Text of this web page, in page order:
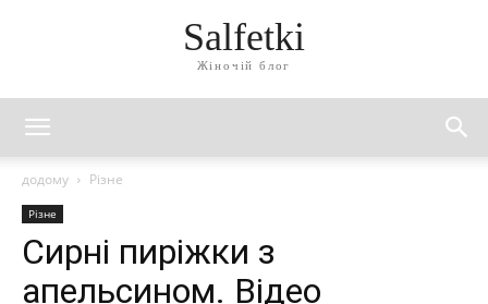
Salfetki
Жіночій блог
додому Різне
Різне
Сирні пиріжки з
апельсином. Відео